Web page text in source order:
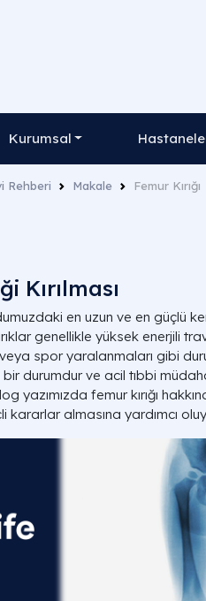
Kurumsal
Rehberi Makale Femur Kırığı
Kırılması
en uzun ve en güçlü
kırıklar genellikle yüksek enerjili
spor yaralanmaları gibi
bir durumdur ve acil tıbbi
yazımızda femur kırığı
kararlar almasına yardımcı